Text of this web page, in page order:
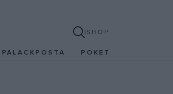
SHOP
PALACKPOSTA POKET